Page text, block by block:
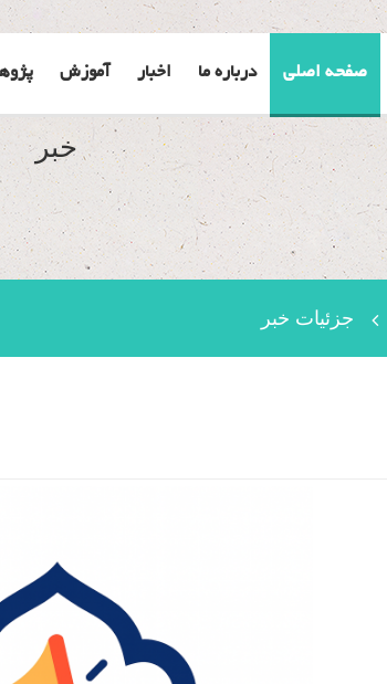
صفحه اصلی درباره ما اخبار آموزش
خبر
جزئیات خبر